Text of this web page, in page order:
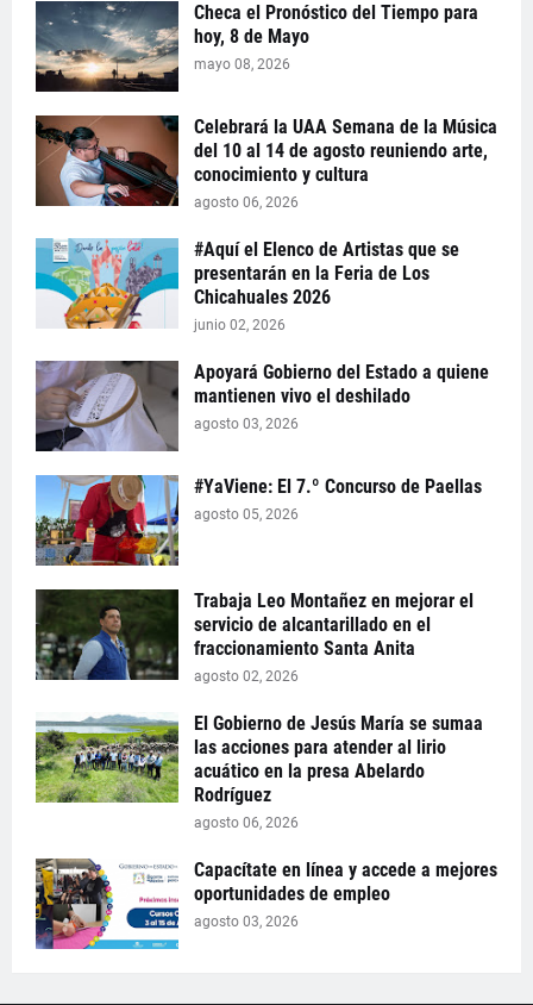
Checa el Pronóstico del Tiempo para
hoy, 8 de Mayo
mayo 08, 2026
Celebrará la UAA Semana de la Música
del 10 al 14 de agosto reuniendo arte,
conocimiento y cultura
agosto 06, 2026
#Aquí el Elenco de Artistas que se
presentarán en la Feria de Los
Chicahuales 2026
junio 02, 2026
Apoyará Gobierno del Estado a quiene
mantienen vivo el deshilado
agosto 03, 2026
#YaViene: El 7.º Concurso de Paellas
agosto 05, 2026
Trabaja Leo Montañez en mejorar el
servicio de alcantarillado en el
fraccionamiento Santa Anita
agosto 02, 2026
El Gobierno de Jesús María se sumaa
las acciones para atender al lirio
acuático en la presa Abelardo
Rodríguez
agosto 06, 2026
Capacítate en línea y accede a mejores
oportunidades de empleo
agosto 03, 2026